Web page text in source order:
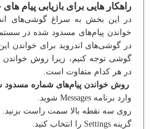
راهکار هایی برای بازیابی پیام
در این بخش به سراغ گوشی‌های
خواندن پیام‌های مسدود شده در سستم
در گوشی‌های اندروید برای خواندن این
گوشی توجه کنیم، زیرا روش
در هر کدام متفاوت است.
روش خواندن پیام‌‌های شماره
وارد برنامه Messages شوید.
روی سه نقطه بالا سمت راست بزنید.
گزینه Settings را انتخاب کنید.